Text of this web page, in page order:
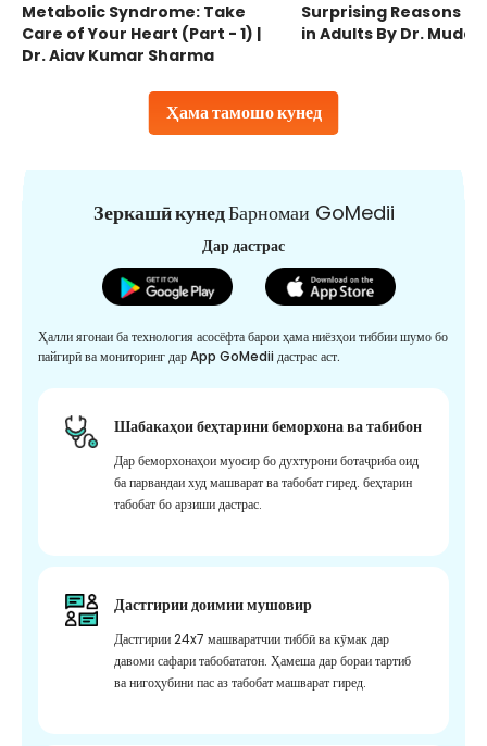
Ҳама тамошо кунед
Metabolic Syndrome: Take
Care of Your Heart (Part - 1) |
Dr. Ajay Kumar Sharma
Surprising Reasons
in Adults By Dr.
Зеркашӣ кунедБарномаи GoMedii
Дар дастрас
Ҳалли ягонаи ба технология асосёфта барои ҳама ниёзҳои тиббии шумо бо
пайгирӣ ва мониторинг дар App GoMedii дастрас аст.
Шабакаҳои беҳтарини беморхона ва табибон
Дар беморхонаҳои муосир бо духтурони ботаҷриба оид
ба парвандаи худ машварат ва табобат гиред. беҳтарин
табобат бо арзиши дастрас.
Дастгирии доимии мушовир
Дастгирии 24x7 машваратчии тиббӣ ва кӯмак дар
давоми сафари табобататон. Ҳамеша дар бораи тартиб
ва нигоҳубини пас аз табобат машварат гиред.